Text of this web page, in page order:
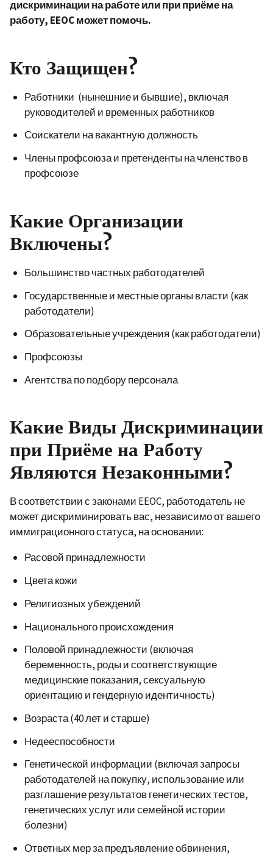
дискриминации на работе или при приёме на
работу, EEOC может помочь.
Кто Защищен?
Работники (нынешние и бывшие), включая
руководителей и временных работников
Соискатели на вакантную должность
Члены профсоюза и претенденты на членство в
профсоюзе
Какие Организации
Включены?
Большинство частных работодателей
Государственные и местные органы власти (как
работодатели)
Образовательные учреждения (как работодатели)
Профсоюзы
Агентства по подбору персонала
Какие Виды Дискриминации
при Приёме на Работу
Являются Незаконными?
В соответствии с законами EEOC, работодатель не
может дискриминировать вас, независимо от вашего
иммиграционного статуса, на основании:
Расовой принадлежности
Цвета кожи
Религиозных убеждений
Национального происхождения
Половой принадлежности (включая
беременность, роды и соответствующие
медицинские показания, сексуальную
ориентацию и гендерную идентичность)
Возраста (40 лет и старше)
Недееспособности
Генетической информации (включая запросы
работодателей на покупку, использование или
разглашение результатов генетических тестов,
генетических услуг или семейной истории
болезни)
Ответных мер за предъявление обвинения,